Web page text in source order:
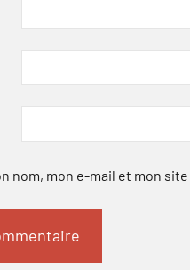
nom, mon e-mail et mon